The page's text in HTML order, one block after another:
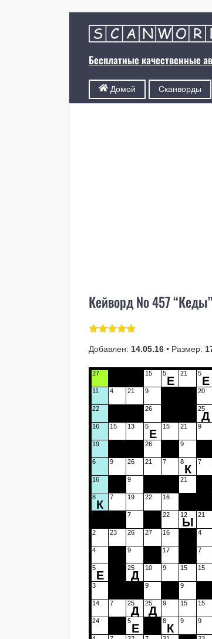
Бесплатные качественные
Домой Сканворды
Кейворд № 457 “Кеды”
Добавлен: 14.05.16 • Размер:
27 15 5
Е
21 5
Е
11 4 21 9 20
22 26 25
Д
16 15 13 5
Е
15 21 9
19 26 9
6 9 26 21 7 8
К
7
16 9 21
8
К
7 19 22 16
7 22 12
Ы
21
2 23 26 27 16 4
4 9 17 7
5
Е
25
Д
10 9 15 15
3 9 9
14 7 25
Д
25
Д
9 15 15
24 5
Е
8
К
9 9